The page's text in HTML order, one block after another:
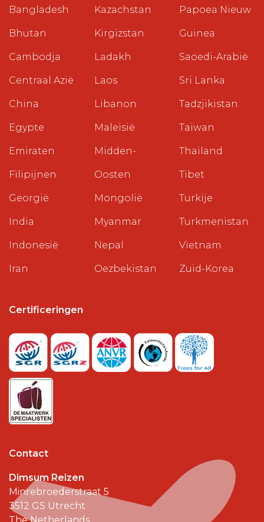
Bangladesh
Bhutan
Cambodja
Centraal Azië
China
Egypte
Emiraten
Filipijnen
Georgië
India
Indonesië
Iran
Kazachstan
Kirgizstan
Ladakh
Laos
Libanon
Maleisië
Midden-
Oosten
Mongolië
Myanmar
Nepal
Oezbekistan
Papoea Nieuw
Guinea
Saoedi-Arabië
Sri Lanka
Tadzjikistan
Taiwan
Thailand
Tibet
Turkije
Turkmenistan
Vietnam
Zuid-Korea
Certificeringen
Contact
Dimsum Reizen
Minrebroederstraat 5
3512 GS Utrecht